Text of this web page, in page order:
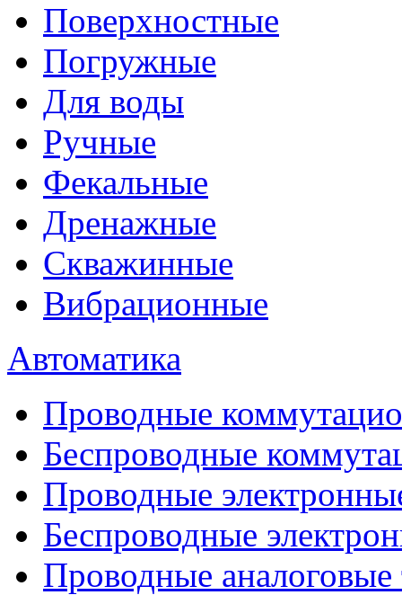
Поверхностные
Погружные
Для воды
Ручные
Фекальные
Дренажные
Скважинные
Вибрационные
Автоматика
Проводные
Беспроводные
Проводные
Беспроводные
Проводные аналоговые